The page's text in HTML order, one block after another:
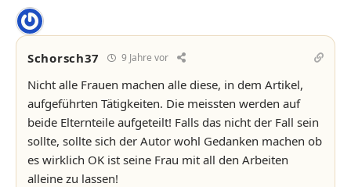
Schorsch37 9 Jahre vor
Nicht alle Frauen machen alle diese, in dem Artikel,
aufgeführten Tätigkeiten. Die meissten werden auf
beide Elternteile aufgeteilt! Falls das nicht der Fall sein
sollte, sollte sich der Autor wohl Gedanken machen ob
es wirklich OK ist seine Frau mit all den Arbeiten
alleine zu lassen!